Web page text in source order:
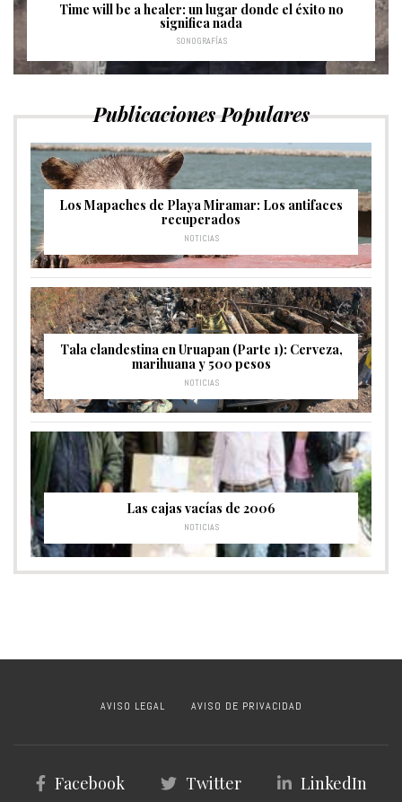
Time will be a healer: un lugar donde el éxito no
significa nada
SONOGRAFÍAS
Publicaciones Populares
Los Mapaches de Playa Miramar: Los antifaces
recuperados
NOTICIAS
Tala clandestina en Uruapan (Parte 1): Cerveza,
marihuana y 500 pesos
NOTICIAS
Las cajas vacías de 2006
NOTICIAS
AVISO LEGAL AVISO DE PRIVACIDAD
Facebook Twitter
LinkedIn